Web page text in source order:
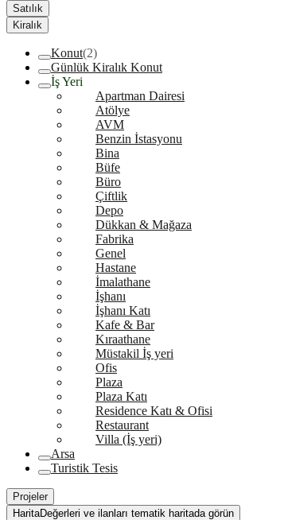
Satılık
Kiralık
Konut(2)
Günlük Kiralık Konut
İş Yeri
Apartman Dairesi
Atölye
AVM
Benzin İstasyonu
Bina
Büfe
Büro
Çiftlik
Depo
Dükkan & Mağaza
Fabrika
Genel
Hastane
İmalathane
İşhanı
İşhanı Katı
Kafe & Bar
Kıraathane
Müstakil İş yeri
Ofis
Plaza
Plaza Katı
Residence Katı & Ofisi
Restaurant
Villa (İş yeri)
Arsa
Turistik Tesis
Projeler
HaritaDeğerleri ve ilanları tematik haritada görün